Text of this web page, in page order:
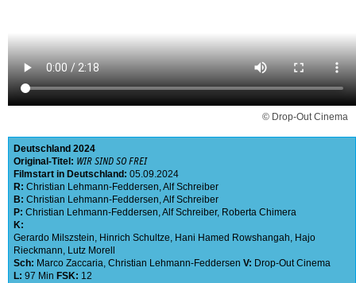
© Drop-Out Cinema
Deutschland 2024
Original-Titel: WIR SIND SO FREI
Filmstart in Deutschland: 05.09.2024
R: Christian Lehmann-Feddersen,Alf Schreiber
B: Christian Lehmann-Feddersen,Alf Schreiber
P: Christian Lehmann-Feddersen,Alf Schreiber, Roberta Chimera
K:
Gerardo Milszstein, Hinrich Schultze, Hani Hamed Rowshangah, Hajo
Rieckmann, Lutz Morell
Sch: Marco Zaccaria, Christian Lehmann-Feddersen V: Drop-Out Cinema
L: 97 Min FSK: 12